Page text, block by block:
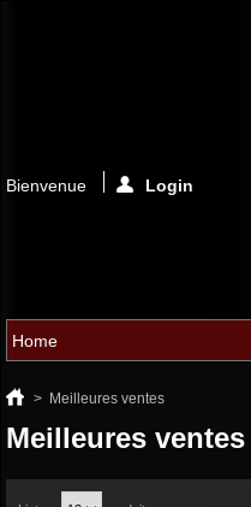
Bienvenue Login
> Meilleures ventes
Meilleures ventes